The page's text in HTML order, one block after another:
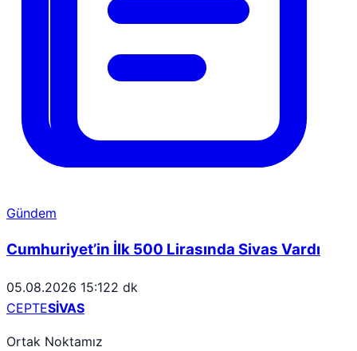
Gündem
Cumhuriyet’in İlk 500 Lirasında Sivas Vardı
05.08.2026 15:122 dk
CEPTESİVAS
Ortak Noktamız